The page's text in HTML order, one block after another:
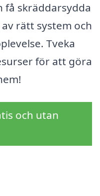
få skräddarsydda
rätt system och
Tveka
för att göra
och utan